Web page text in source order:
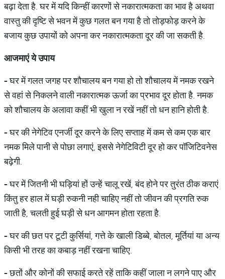
बढ़ा देता है. घर में यदि किन्हीं कारणों से नकारात्मकता का भाव है अथवा
वास्तु की दृष्टि से भवन में कुछ गलत बन गया है तो तोड़फोड़ करने के
बजाय कुछ उपायों को अपना कर नकारात्मकता दूर की जा सकती है.
आजमाएंयेउपाय
-घर में गलत जगह पर शौचालय बन गया हो तो शौचालय में नमक रखने
से वहां से निकलने वाली नकारात्मक ऊर्जा का प्रभाव दूर होता है. नमक
को शौचालय के अलावा कहीं भी खुला न रखें नहीं तो धन हानि होती है.
-घर की नेगेटिव एनर्जी दूर करने के लिए सप्ताह में कम से कम एक बार
नमक मिले पानी से पोछा लगाएं, इससे नेगेटिविटी दूर हो कर पॉजिटिवनेस
बढ़ेगी.
-घर में जितनी भी घड़ियां हों उन्हें चालू रखें, बंद होने पर तुरंत ठीक कराएं
किंतु हर हाल में घड़ी रुकनी नही चाहिए नहीं तो जीवन की प्रगति रुक
जाती है, चलती हुई घड़ी से धन आगमन होता रहता है.
-घर की छत पर टूटी कुर्सियां, गत्ते के खाली डिब्बे, बोतल, मूर्तियां या अन्य
किसी भी तरह का कबाड़ नहीं रखना चाहिए.
-छतों और कोनों की सफाई करते रहें ताकि कहीं जाला न लगने पाए और